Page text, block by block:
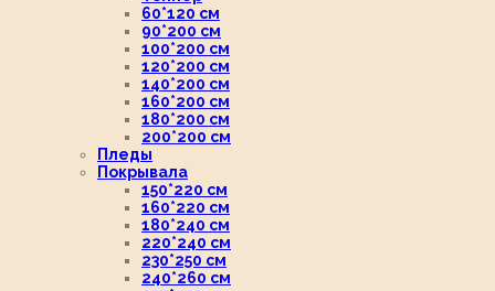
60*120 см
90*200 см
100*200 см
120*200 см
140*200 см
160*200 см
180*200 см
200*200 см
Пледы
Покрывала
150*220 см
160*220 см
180*240 см
220*240 см
230*250 см
240*260 см